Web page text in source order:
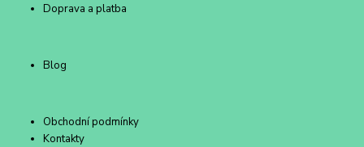
Doprava a platba
Blog
Obchodní podmínky
Kontakty